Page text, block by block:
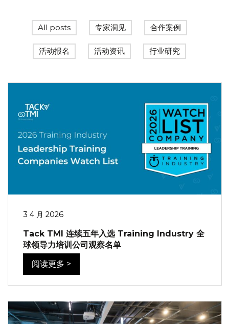
All posts 专家洞见 合作案例
活动报名 活动资讯 行业研究
3 4 月 2026
Tack TMI 连续五年入选 Training Industry 全
球领导力培训公司观察名单
阅读更多 >